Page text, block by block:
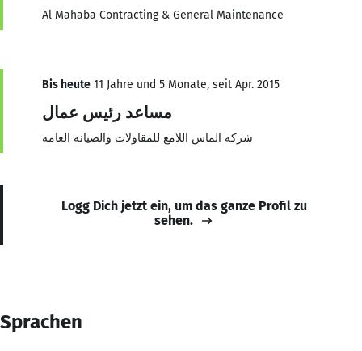
Al Mahaba Contracting & General Maintenance
Bis heute 11 Jahre und 5 Monate, seit Apr. 2015
مساعد رئيس عمال
شركه الماس اللامع للمقاولات والصيانه العامه
Logg Dich jetzt ein, um das ganze Profil zu
sehen.
Sprachen